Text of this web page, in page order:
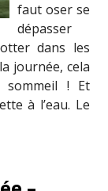
faut oser se
dépasser
dans les
journée, cela
sommeil ! Et
à l’eau. Le